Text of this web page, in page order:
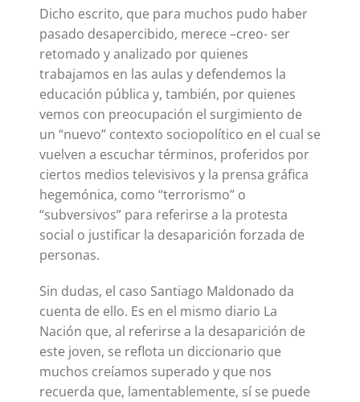
Dicho escrito, que para muchos pudo haber
pasado desapercibido, merece –creo- ser
retomado y analizado por quienes
trabajamos en las aulas y defendemos la
educación pública y, también, por quienes
vemos con preocupación el surgimiento de
un “nuevo” contexto sociopolítico en el cual se
vuelven a escuchar términos, proferidos por
ciertos medios televisivos y la prensa gráfica
hegemónica, como “terrorismo” o
“subversivos” para referirse a la protesta
social o justificar la desaparición forzada de
personas.
Sin dudas, el caso Santiago Maldonado da
cuenta de ello. Es en el mismo diario La
Nación que, al referirse a la desaparición de
este joven, se reflota un diccionario que
muchos creíamos superado y que nos
recuerda que, lamentablemente, sí se puede